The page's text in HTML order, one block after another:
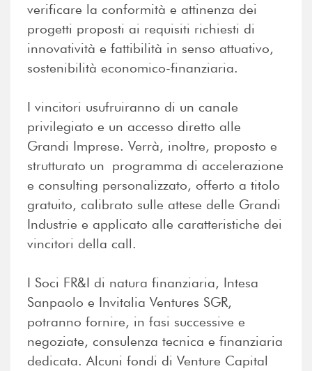
verificare la conformità e attinenza dei
progetti proposti ai requisiti richiesti di
innovatività e fattibilità in senso attuativo,
sostenibilità economico-finanziaria.
I vincitori usufruiranno di un canale
privilegiato e un accesso diretto alle
Grandi Imprese. Verrà, inoltre, proposto e
strutturato un programma di accelerazione
e consulting personalizzato, offerto a titolo
gratuito, calibrato sulle attese delle Grandi
Industrie e applicato alle caratteristiche dei
vincitori della call.
I Soci FR&I di natura finanziaria, Intesa
Sanpaolo e Invitalia Ventures SGR,
potranno fornire, in fasi successive e
negoziate, consulenza tecnica e finanziaria
dedicata. Alcuni fondi di Venture Capital